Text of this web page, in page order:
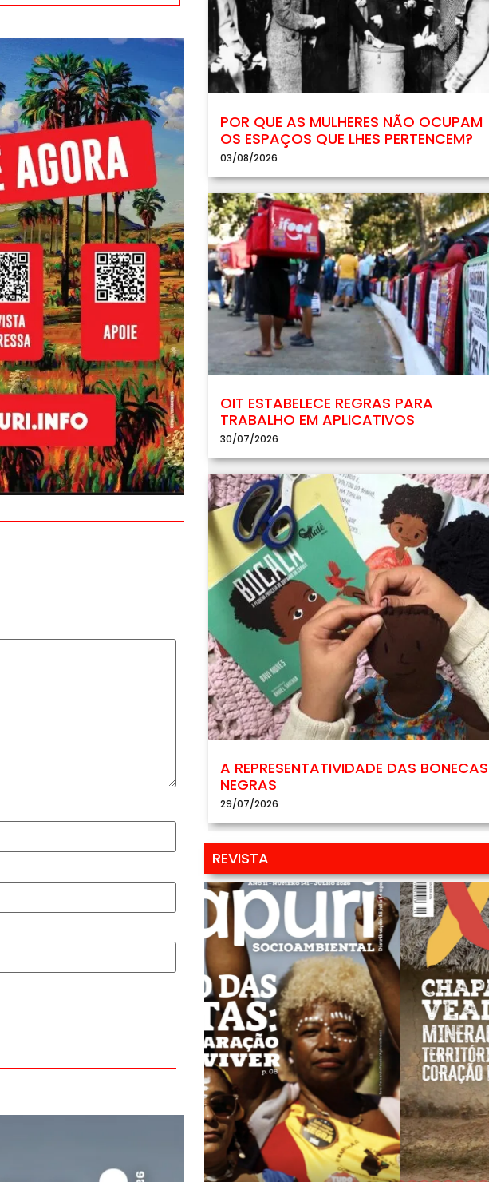
POR QUE AS MULHERES NÃO OCUPAM
OS ESPAÇOS QUE LHES PERTENCEM?
03/08/2026
OIT ESTABELECE REGRAS PARA
TRABALHO EM APLICATIVOS
30/07/2026
A REPRESENTATIVIDADE DAS BONECAS
NEGRAS
29/07/2026
REVISTA